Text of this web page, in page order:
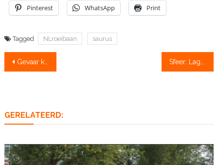
Pinterest WhatsApp Print
Tagged NLroeibaan saurus
Bericht
Gevaar kostenverhoging studenten nog niet geweken: ‘als sporten duurder wordt, gaan velen afhaken’ Sfeer: Laga’s Raceroeiregatta
GERELATEERD: